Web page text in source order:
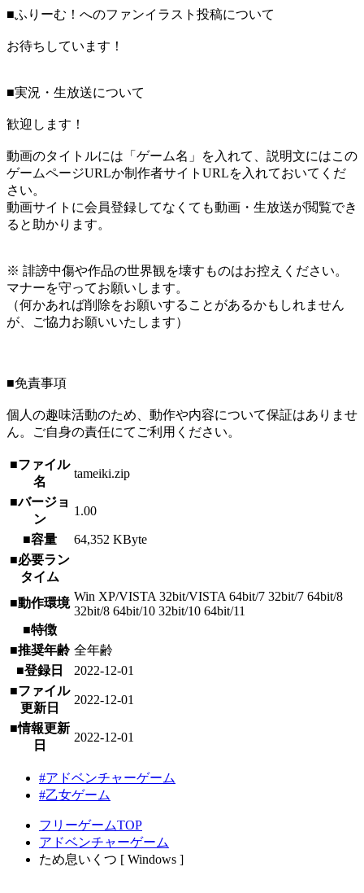
■ふりーむ！へのファンイラスト投稿について
お待ちしています！
■実況・生放送について
歓迎します！
動画のタイトルには「ゲーム名」を入れて、説明文にはこの
ゲームページURLか制作者サイトURLを入れておいてくだ
さい。
動画サイトに会員登録してなくても動画・生放送が閲覧でき
ると助かります。
※ 誹謗中傷や作品の世界観を壊すものはお控えください。
マナーを守ってお願いします。
（何かあれば削除をお願いすることがあるかもしれません
が、ご協力お願いいたします）
■免責事項
個人の趣味活動のため、動作や内容について保証はありませ
ん。ご自身の責任にてご利用ください。
■ファイル
名
tameiki.zip
■バージョ
ン
1.00
■容量
64,352 KByte
■必要ラン
タイム
■動作環境 Win XP/VISTA 32bit/VISTA 64bit/7 32bit/7 64bit/8
32bit/8 64bit/10 32bit/10 64bit/11
■特徴
■推奨年齢 全年齢
■登録日
2022-12-01
■ファイル
更新日
2022-12-01
■情報更新
日
2022-12-01
#アドベンチャーゲーム
#乙女ゲーム
フリーゲームTOP
アドベンチャーゲーム
ため息いくつ [ Windows ]